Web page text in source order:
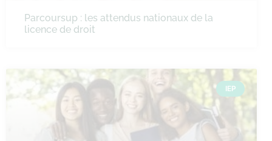
Parcoursup : les attendus nationaux de la
licence de droit
IEP